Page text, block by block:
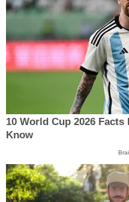
10 World Cup 2026
Know